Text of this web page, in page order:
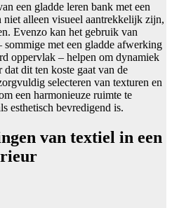
een gladde leren bank met een
alleen visueel aantrekkelijk zijn,
Evenzo kan het gebruik van
sommige met een gladde afwerking
oppervlak – helpen om dynamiek
dit ten koste gaat van de
selecteren van texturen en
een harmonieuze ruimte te
esthetisch bevredigend is.
van textiel in een